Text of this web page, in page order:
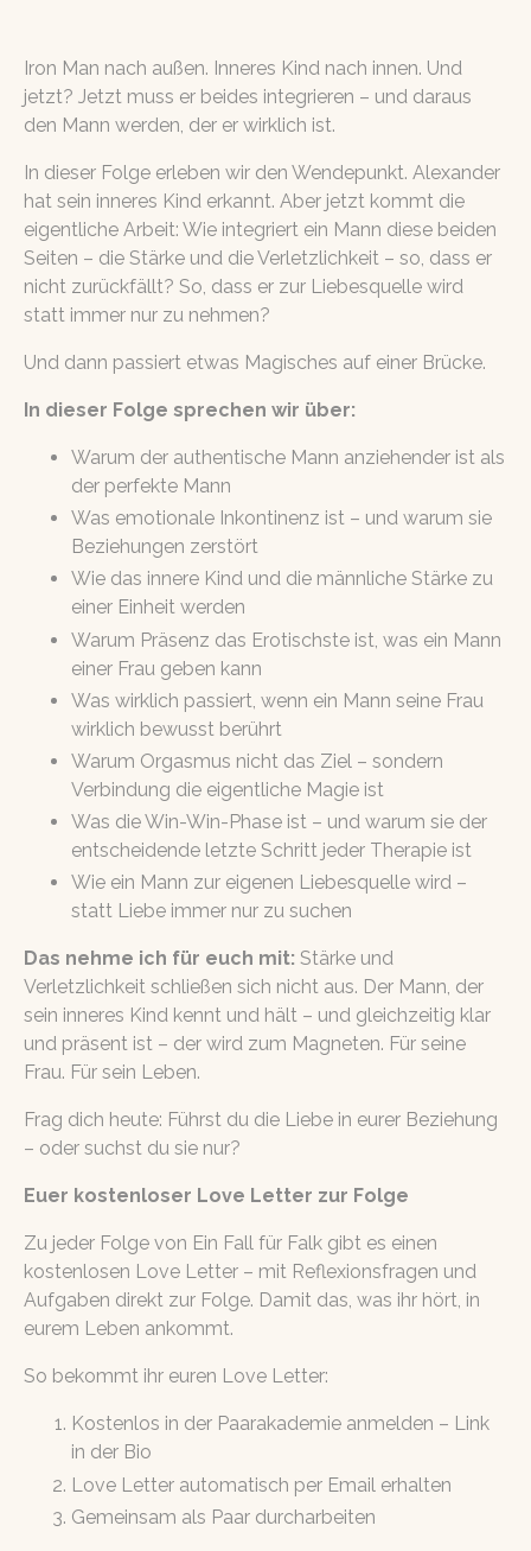
Iron Man nach außen. Inneres Kind nach innen. Und
jetzt? Jetzt muss er beides integrieren – und daraus
den Mann werden, der er wirklich ist.
In dieser Folge erleben wir den Wendepunkt. Alexander
hat sein inneres Kind erkannt. Aber jetzt kommt die
eigentliche Arbeit: Wie integriert ein Mann diese beiden
Seiten – die Stärke und die Verletzlichkeit – so, dass er
nicht zurückfällt? So, dass er zur Liebesquelle wird
statt immer nur zu nehmen?
Und dann passiert etwas Magisches auf einer Brücke.
In dieser Folge sprechen wir über:
Warum der authentische Mann anziehender ist als
der perfekte Mann
Was emotionale Inkontinenz ist – und warum sie
Beziehungen zerstört
Wie das innere Kind und die männliche Stärke zu
einer Einheit werden
Warum Präsenz das Erotischste ist, was ein Mann
einer Frau geben kann
Was wirklich passiert, wenn ein Mann seine Frau
wirklich bewusst berührt
Warum Orgasmus nicht das Ziel – sondern
Verbindung die eigentliche Magie ist
Was die Win-Win-Phase ist – und warum sie der
entscheidende letzte Schritt jeder Therapie ist
Wie ein Mann zur eigenen Liebesquelle wird –
statt Liebe immer nur zu suchen
Das nehme ich für euch mit: Stärke und
Verletzlichkeit schließen sich nicht aus. Der Mann, der
sein inneres Kind kennt und hält – und gleichzeitig klar
und präsent ist – der wird zum Magneten. Für seine
Frau. Für sein Leben.
Frag dich heute: Führst du die Liebe in eurer Beziehung
– oder suchst du sie nur?
Euer kostenloser Love Letter zur Folge
Zu jeder Folge von Ein Fall für Falk gibt es einen
kostenlosen Love Letter – mit Reflexionsfragen und
Aufgaben direkt zur Folge. Damit das, was ihr hört, in
eurem Leben ankommt.
So bekommt ihr euren Love Letter:
Kostenlos in der Paarakademie anmelden – Link
in der Bio
Love Letter automatisch per Email erhalten
Gemeinsam als Paar durcharbeiten